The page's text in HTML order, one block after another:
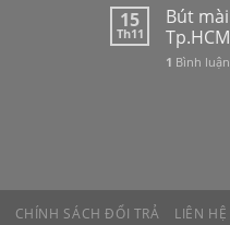
15
Th11
Bút
Tp.HCM
1 Bình luận
CHÍNH SÁCH ĐỔI TRẢ LIÊN